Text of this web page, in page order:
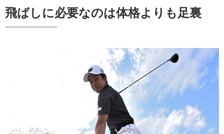
飛ばしに必要なのは体格よりも足裏